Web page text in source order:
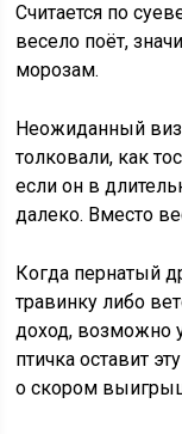
Считается по
весело поёт,
морозам.
Неожиданный
толковали, как
если он в
далеко. Вместо
Когда пернатый
травинку либо
доход, возможно
птичка оставит
о скором